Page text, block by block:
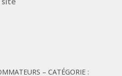
– CATÉGORIE :